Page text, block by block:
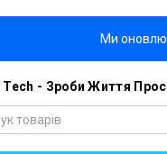
Ми
Tech - Зроби Життя